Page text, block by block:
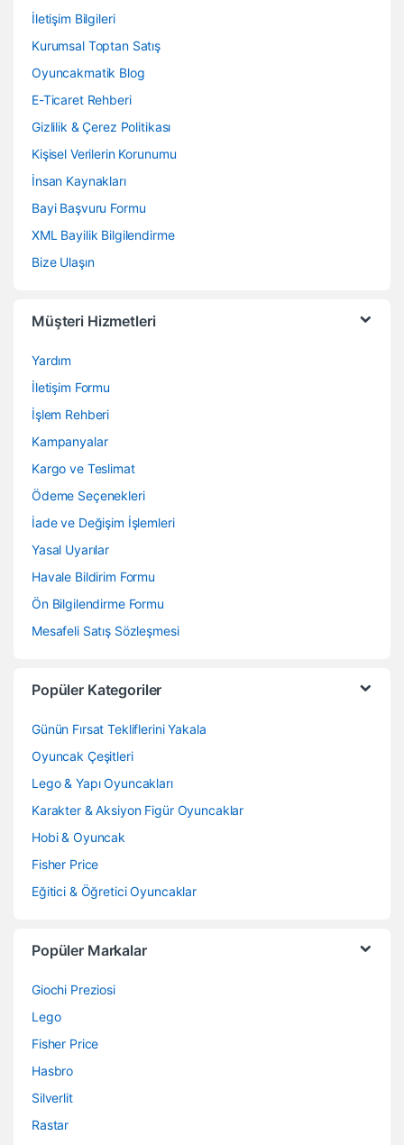
İletişim Bilgileri
Kurumsal Toptan Satış
Oyuncakmatik Blog
E-Ticaret Rehberi
Gizlilik & Çerez Politikası
Kişisel Verilerin Korunumu
İnsan Kaynakları
Bayi Başvuru Formu
XML Bayilik Bilgilendirme
Bize Ulaşın
Müşteri Hizmetleri
Yardım
İletişim Formu
İşlem Rehberi
Kampanyalar
Kargo ve Teslimat
Ödeme Seçenekleri
İade ve Değişim İşlemleri
Yasal Uyarılar
Havale Bildirim Formu
Ön Bilgilendirme Formu
Mesafeli Satış Sözleşmesi
Popüler Kategoriler
Günün Fırsat Tekliflerini Yakala
Oyuncak Çeşitleri
Lego & Yapı Oyuncakları
Karakter & Aksiyon Figür Oyuncaklar
Hobi & Oyuncak
Fisher Price
Eğitici & Öğretici Oyuncaklar
Popüler Markalar
Giochi Preziosi
Lego
Fisher Price
Hasbro
Silverlit
Rastar